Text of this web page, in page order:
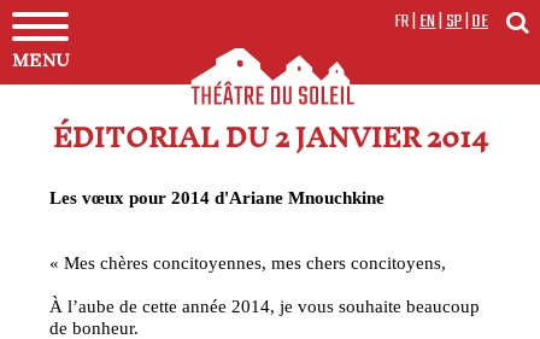
MENU
FR|EN|SP|DE
ÉDITORIAL DU 2 JANVIER 2014
Les vœux pour 2014 d'Ariane Mnouchkine
« Mes chères concitoyennes, mes chers concitoyens,
À l’aube de cette année 2014, je vous souhaite beaucoup
de bonheur.